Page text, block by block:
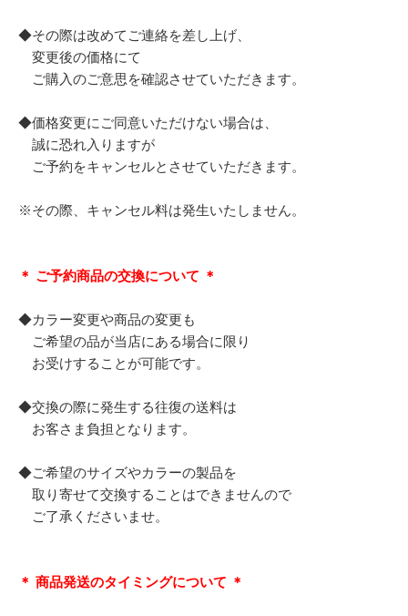
◆その際は改めてご連絡を差し上げ、
変更後の価格にて
ご購入のご意思を確認させていただきます。
◆価格変更にご同意いただけない場合は、
誠に恐れ入りますが
ご予約をキャンセルとさせていただきます。
※その際、キャンセル料は発生いたしません。
＊ ご予約商品の交換について ＊
◆カラー変更や商品の変更も
ご希望の品が当店にある場合に限り
お受けすることが可能です。
◆交換の際に発生する往復の送料は
お客さま負担となります。
◆ご希望のサイズやカラーの製品を
取り寄せて交換することはできませんので
ご了承くださいませ。
＊ 商品発送のタイミングについて ＊